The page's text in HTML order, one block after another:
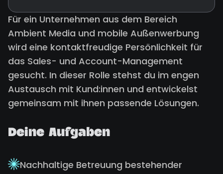
Für ein Unternehmen aus dem Bereich
Ambient Media und mobile Außenwerbung
wird eine kontaktfreudige Persönlichkeit für
das Sales- und Account-Management
gesucht. In dieser Rolle stehst du im engen
Austausch mit Kund:innen und entwickelst
gemeinsam mit ihnen passende Lösungen.
Deine Aufgaben
Nachhaltige Betreuung bestehender